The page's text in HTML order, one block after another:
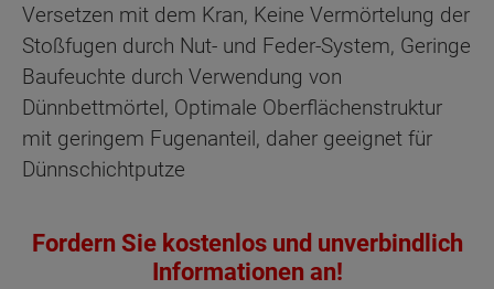
Versetzen mit dem Kran, Keine Vermörtelung der
Stoßfugen durch Nut- und Feder-System, Geringe
Baufeuchte durch Verwendung von
Dünnbettmörtel, Optimale Oberflächenstruktur
mit geringem Fugenanteil, daher geeignet für
Dünnschichtputze
Fordern Sie kostenlos und unverbindlich
Informationen an!